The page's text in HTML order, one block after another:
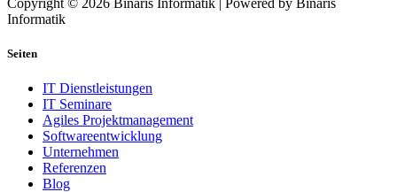
Informatik
Seiten
IT Dienstleistungen
IT Seminare
Agiles Projektmanagement
Softwareentwicklung
Unternehmen
Referenzen
Blog